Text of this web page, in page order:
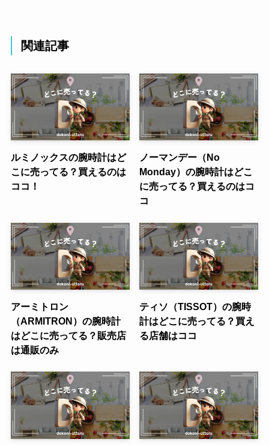
関連記事
ルミノックスの腕時計はど
こに売ってる？買えるのは
ココ！
ノーマンデー（No
Monday）の腕時計はどこ
に売ってる？買えるのはコ
コ
アーミトロン
（ARMITRON）の腕時計
はどこに売ってる？販売店
は通販のみ
ティソ（TISSOT）の腕時
計はどこに売ってる？買え
る店舗はココ